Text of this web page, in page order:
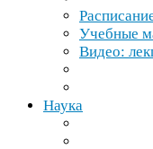
Учебные
Видео:
Наука